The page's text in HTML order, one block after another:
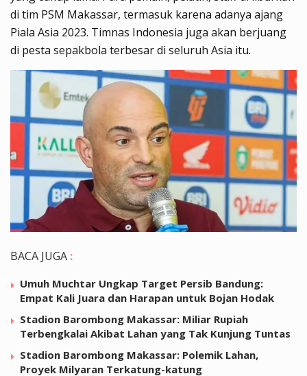
di tim PSM Makassar, termasuk karena adanya ajang
Piala Asia 2023. Timnas Indonesia juga akan berjuang
di pesta sepakbola terbesar di seluruh Asia itu.
BACA JUGA :
Umuh Muchtar Ungkap Target Persib Bandung:
Empat Kali Juara dan Harapan untuk Bojan Hodak
Stadion Barombong Makassar: Miliar Rupiah
Terbengkalai Akibat Lahan yang Tak Kunjung Tuntas
Stadion Barombong Makassar: Polemik Lahan,
Proyek Milyaran Terkatung-katung